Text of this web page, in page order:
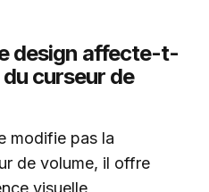
design affecte-t-
curseur de
modifie pas la
de volume, il offre
visuelle